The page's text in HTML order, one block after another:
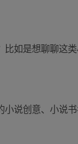
如是想聊聊这
说创意、小说